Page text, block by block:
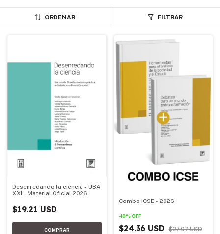
ORDENAR FILTRAR
Desenredando la ciencia - UBA
XXI - Material Oficial 2026
$19.21 USD
Combo ICSE - 2026
-10% OFF
$24.36 USD $27.07 USD